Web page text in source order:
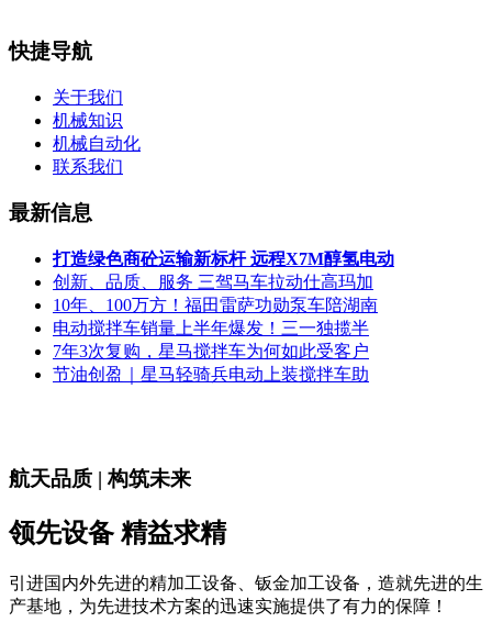
快捷导航
关于我们
机械知识
机械自动化
联系我们
最新信息
打造绿色商砼运输新标杆 远程X7M醇氢电动
创新、品质、服务 三驾马车拉动仕高玛加
10年、100万方！福田雷萨功勋泵车陪湖南
电动搅拌车销量上半年爆发！三一独揽半
7年3次复购，星马搅拌车为何如此受客户
节油创盈｜星马轻骑兵电动上装搅拌车助
航天品质 | 构筑未来
领先设备 精益求精
引进国内外先进的精加工设备、钣金加工设备，造就先进的生
产基地，为先进技术方案的迅速实施提供了有力的保障！